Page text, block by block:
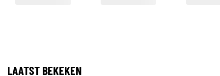
LAATST BEKEKEN